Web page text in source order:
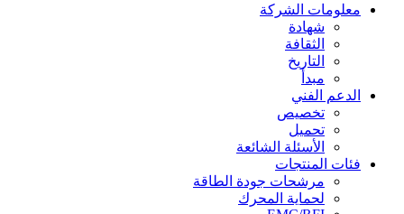
معلومات الشركة
شهادة
الثقافة
التاريخ
مبدأ
الدعم الفني
تخصيص
تحميل
الأسئلة الشائعة
فئات المنتجات
مرشحات جودة الطاقة
لحماية المحرك